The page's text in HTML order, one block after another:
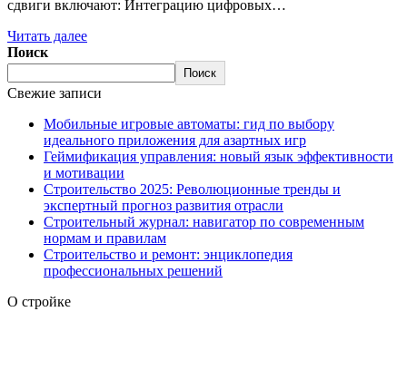
сдвиги включают: Интеграцию цифровых…
Читать далее
Поиск
Поиск
Свежие записи
Мобильные игровые автоматы: гид по выбору
идеального приложения для азартных игр
Геймификация управления: новый язык эффективности
и мотивации
Строительство 2025: Революционные тренды и
экспертный прогноз развития отрасли
Строительный журнал: навигатор по современным
нормам и правилам
Строительство и ремонт: энциклопедия
профессиональных решений
О стройке